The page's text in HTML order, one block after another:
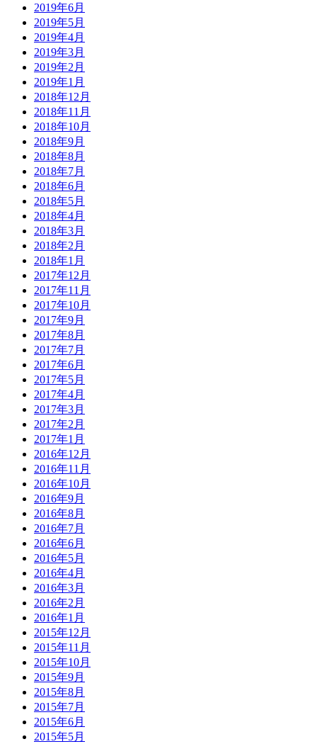
2019年6月
2019年5月
2019年4月
2019年3月
2019年2月
2019年1月
2018年12月
2018年11月
2018年10月
2018年9月
2018年8月
2018年7月
2018年6月
2018年5月
2018年4月
2018年3月
2018年2月
2018年1月
2017年12月
2017年11月
2017年10月
2017年9月
2017年8月
2017年7月
2017年6月
2017年5月
2017年4月
2017年3月
2017年2月
2017年1月
2016年12月
2016年11月
2016年10月
2016年9月
2016年8月
2016年7月
2016年6月
2016年5月
2016年4月
2016年3月
2016年2月
2016年1月
2015年12月
2015年11月
2015年10月
2015年9月
2015年8月
2015年7月
2015年6月
2015年5月